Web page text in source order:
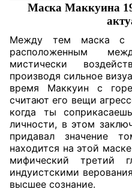
Маска Маккуина
Между тем маска с
расположенным
мистически
производя сильное
время Маккуин с
считают его вещи
когда ты
личности, в этом
придавал значение
находится на этой
мифический третий
индуистскими
высшее сознание.